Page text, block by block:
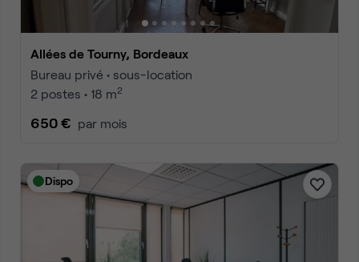
Allées de Tourny, Bordeaux
Bureau privé • sous-location
2 postes • 18 m2
650 € par mois
Dispo